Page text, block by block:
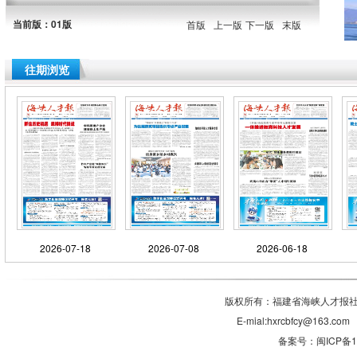
当前版：01版 首版 上一版 下一版 末版
往期浏览
2026-07-18 2026-07-08 2026-06-18
版权所有：福建省海峡人才
E-
备案号：闽ICP备